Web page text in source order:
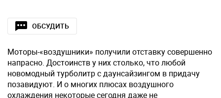
ОБСУДИТЬ
Моторы-«воздушники» получили отставку совершенно
напрасно. Достоинств у них столько, что любой
новомодный турболитр с даунсайзингом в придачу
позавидуют. И о многих плюсах воздушного
охлаждения некоторые сегодня даже не